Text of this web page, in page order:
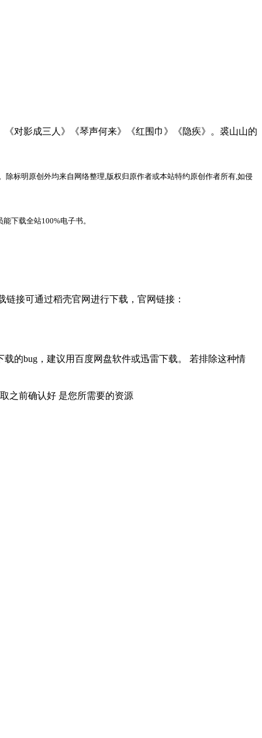
对影成三人》《琴声何来》《红围巾》《隐疾》。裘山山的
标明原创外均来自网络整理,版权归原作者或本站特约原创作者所有,如侵
下载全站100%电子书。
接可通过稻壳官网进行下载，官网链接：
的bug，建议用百度网盘软件或迅雷下载。 若排除这种情
之前确认好 是您所需要的资源